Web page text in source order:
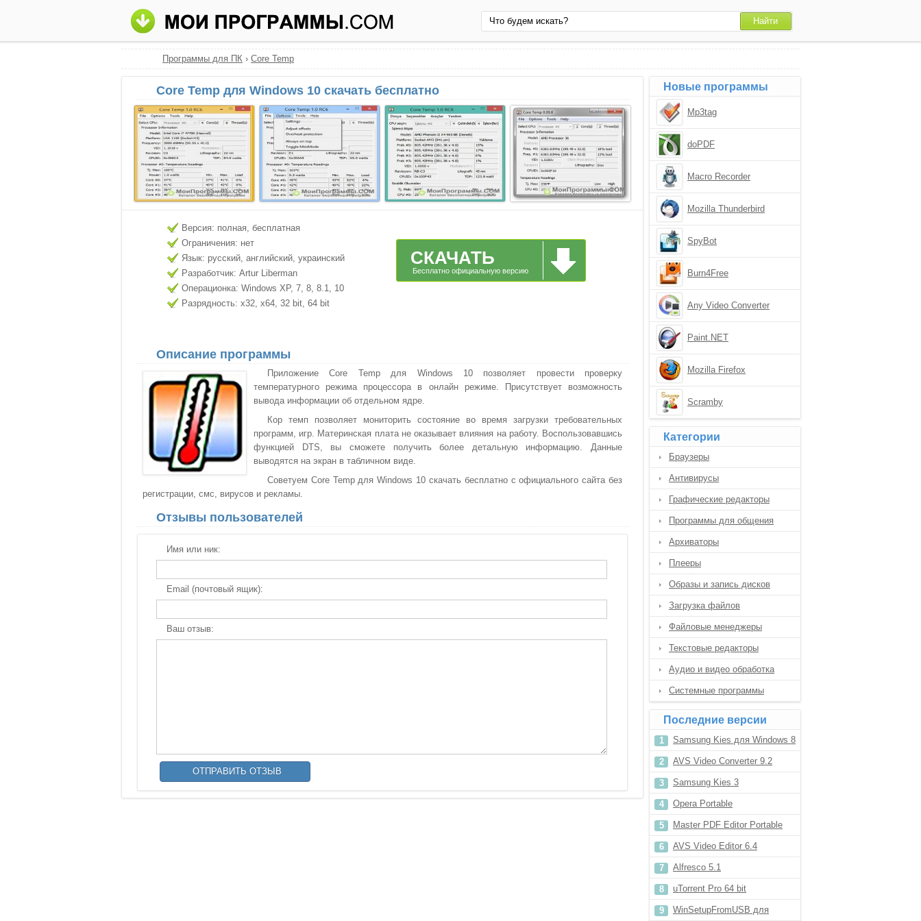
Программы для ПК › Core Temp
Core Temp для Windows 10 скачать бесплатно
Версия: полная, бесплатная
Ограничения: нет
Язык: русский, английский, украинский
Разработчик: Artur Liberman
Операционка: Windows XP, 7, 8, 8.1, 10
Разрядность: x32, x64, 32 bit, 64 bit
СКАЧАТЬ
Бесплатно официальную версию
Описание программы
Приложение Core Temp для Windows 10 позволяет провести проверку
температурного режима процессора в онлайн режиме. Присутствует возможность
вывода информации об отдельном ядре.
Кор темп позволяет мониторить состояние во время загрузки требовательных
программ, игр. Материнская плата не оказывает влияния на работу. Воспользовавшись
функцией DTS, вы сможете получить более детальную информацию. Данные
выводятся на экран в табличном виде.
Советуем Core Temp для Windows 10 скачать бесплатно с официального сайта без
регистрации, смс, вирусов и рекламы.
Отзывы пользователей
Имя или ник:
Email (почтовый ящик):
Ваш отзыв:
Новые программы
Mp3tag
doPDF
Macro Recorder
Mozilla Thunderbird
SpyBot
Burn4Free
Any Video Converter
Paint.NET
Mozilla Firefox
Scramby
Категории
Браузеры
Антивирусы
Графические редакторы
Программы для общения
Архиваторы
Плееры
Образы и запись дисков
Загрузка файлов
Файловые менеджеры
Текстовые редакторы
Аудио и видео обработка
Системные программы
Последние версии
Samsung Kies для Windows 8
AVS Video Converter 9.2
Samsung Kies 3
Opera Portable
Master PDF Editor Portable
AVS Video Editor 6.4
Alfresco 5.1
uTorrent Pro 64 bit
WinSetupFromUSB для